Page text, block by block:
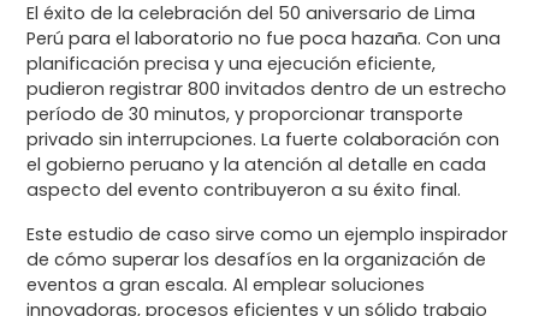
El éxito de la celebración del 50 aniversario de Lima
Perú para el laboratorio no fue poca hazaña. Con una
planificación precisa y una ejecución eficiente,
pudieron registrar 800 invitados dentro de un estrecho
período de 30 minutos, y proporcionar transporte
privado sin interrupciones. La fuerte colaboración con
el gobierno peruano y la atención al detalle en cada
aspecto del evento contribuyeron a su éxito final.
Este estudio de caso sirve como un ejemplo inspirador
de cómo superar los desafíos en la organización de
eventos a gran escala. Al emplear soluciones
innovadoras, procesos eficientes y un sólido trabajo